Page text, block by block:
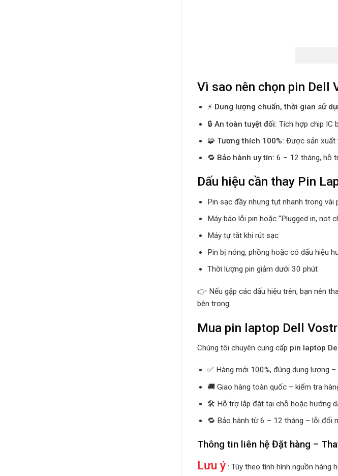
Vì sao nên chọn pin Dell
⚡ Dung lượng chuẩn, thời gian sử
🔒 An toàn tuyệt đối: Tích hợp chip IC
🧩 Tương thích 100%: Được sản xuất
🔁 Bảo hành uy tín: 6 – 12 tháng, hỗ
Dấu hiệu cần thay Pin
Pin sạc đầy nhưng tụt nhanh trong vài
Máy báo lỗi pin hoặc “Plugged in, not
Máy tự tắt khi rút sạc
Pin bị nóng, phồng hoặc có dấu hiệu
Thời lượng pin giảm dưới 30 phút
👉 Nếu gặp các dấu hiệu trên, bạn nên
bên trong.
Mua pin laptop Dell
Chúng tôi chuyên cung cấp pin laptop
✅ Hàng mới 100%, đúng dung lượng
🚚 Giao hàng toàn quốc – kiểm tra
🛠 Hỗ trợ lắp đặt tại chỗ hoặc hướng
🔁 Bảo hành từ 6 – 12 tháng – lỗi đổi
Thông tin liên hệ Đặt hàng –
Lưu ý : Tùy theo tình hình nguồn hàng